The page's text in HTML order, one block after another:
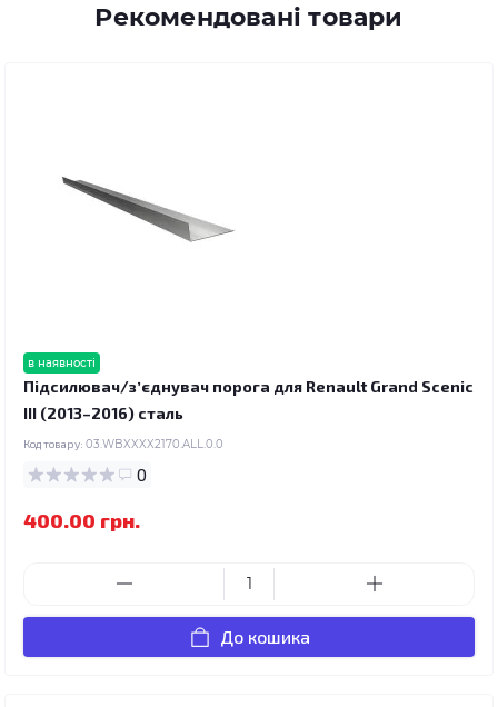
Рекомендовані товари
в наявності
Підсилювач/зʼєднувач порога для Renault Grand Scenic
III (2013–2016) сталь
Код товару: 03.WBXXXX2170.ALL.0.0
0
400.00 грн.
До кошика